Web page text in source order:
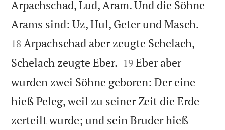
Arpachschad, Lud, Aram. Und die Söhne
Arams sind: Uz, Hul, Geter und Masch.
18 Arpachschad aber zeugte Schelach,
Schelach zeugte Eber. 

19 Eber aber
wurden zwei Söhne geboren: Der eine
hieß Peleg, weil zu seiner Zeit die Erde
zerteilt wurde; und sein Bruder hieß